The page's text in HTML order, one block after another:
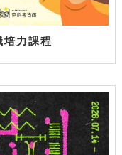
培力課程